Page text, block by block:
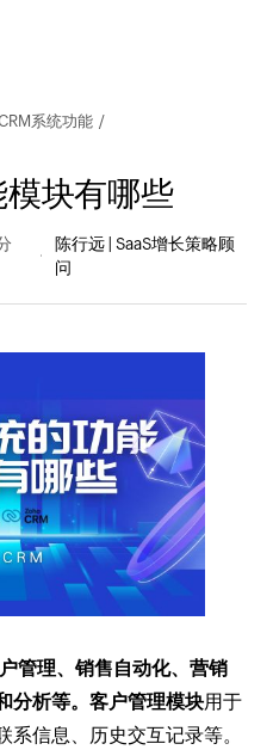
系统功能 /
块有哪些
陈行远 | SaaS增长策略顾
问
管理、销售自动化、营销
分析等。客户管理模块用于
信息、历史交互记录等。